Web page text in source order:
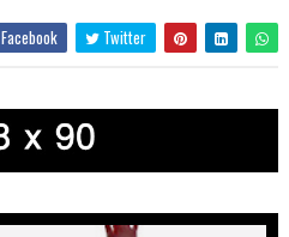
Facebook Twitter